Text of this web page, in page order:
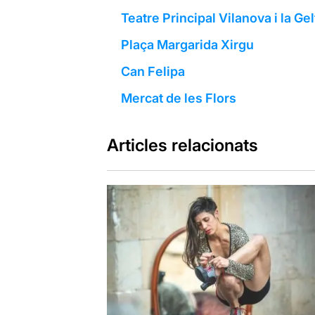
Teatre Principal Vilanova i la
Plaça Margarida Xirgu
Can Felipa
Mercat de les Flors
Articles relacionats